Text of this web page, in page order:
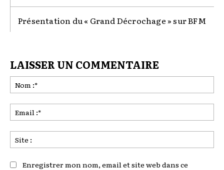
Présentation du « Grand Décrochage » sur BFM
LAISSER UN COMMENTAIRE
:*
:*
:
Enregistrer mon nom, email et site web dans ce